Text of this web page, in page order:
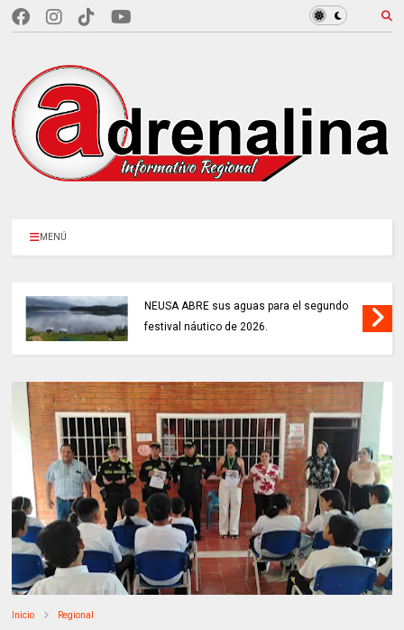
MENÚ
aguas para el segundo
de 2026.
TRABAJO............si
Inicio Regional